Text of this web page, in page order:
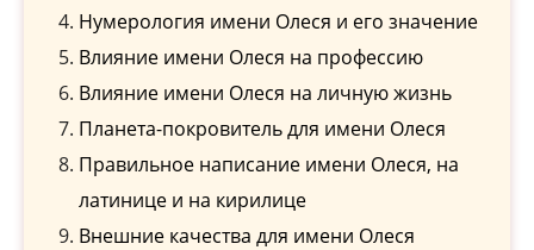
Нумерология имени Олеся и его значение
Влияние имени Олеся на профессию
Влияние имени Олеся на личную жизнь
Планета-покровитель для имени Олеся
Правильное написание имени Олеся, на
латинице и на кирилице
Внешние качества для имени Олеся